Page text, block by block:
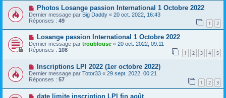
Photos Losange passion International 1 Octobre 2022
Dernier message par Big Daddy « 20 oct. 2022, 16:43
Réponses : 49 1 2
Losange passion International 1 Octobre 2022
Dernier message par troublouse « 20 oct. 2022, 09:11
Réponses : 108 1 2 3 4 5
Inscriptions LPI 2022 (1er octobre 2022)
Dernier message par Totor33 « 29 sept. 2022, 00:21
Réponses : 57 1 2 3
date limite inscription LPI fin août